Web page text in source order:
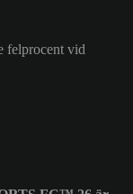
felprocent vid